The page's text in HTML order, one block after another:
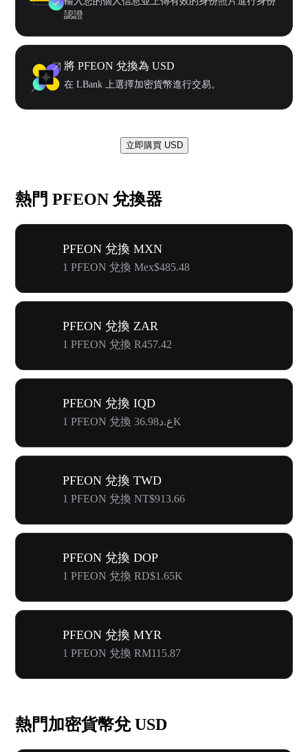
認證
將 PFEON 兌換為 USD
在 LBank 上選擇加密貨幣進行交易。
立即購買 USD
熱門 PFEON 兌換器
PFEON 兌換 MXN
1 PFEON 兌換 Mex$485.48
PFEON 兌換 ZAR
1 PFEON 兌換 R457.42
PFEON 兌換 IQD
1 PFEON 兌換 ع.د36.98K
PFEON 兌換 TWD
1 PFEON 兌換 NT$913.66
PFEON 兌換 DOP
1 PFEON 兌換 RD$1.65K
PFEON 兌換 MYR
1 PFEON 兌換 RM115.87
熱門加密貨幣兌 USD